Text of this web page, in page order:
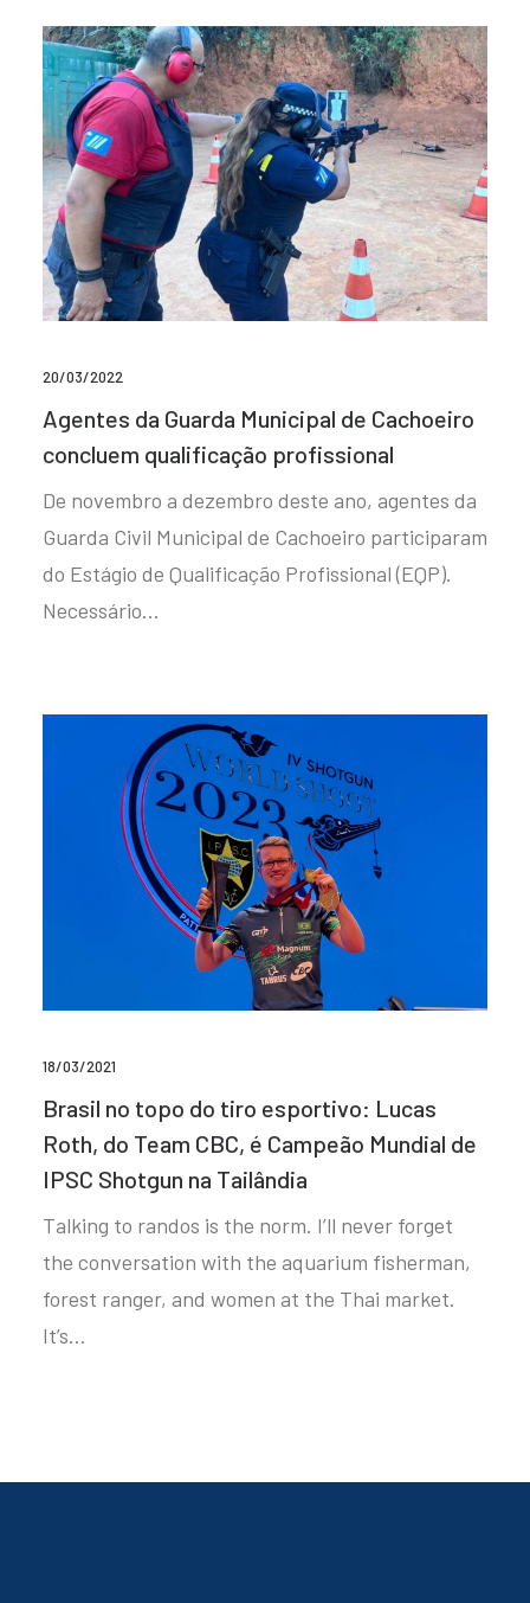
20/03/2022
Agentes da Guarda Municipal de Cachoeiro
concluem qualificação profissional
De novembro a dezembro deste ano, agentes da
Guarda Civil Municipal de Cachoeiro participaram
do Estágio de Qualificação Profissional (EQP).
Necessário…
18/03/2021
Brasil no topo do tiro esportivo: Lucas
Roth, do Team CBC, é Campeão Mundial de
IPSC Shotgun na Tailândia
Talking to randos is the norm. I’ll never forget
the conversation with the aquarium fisherman,
forest ranger, and women at the Thai market.
It’s…